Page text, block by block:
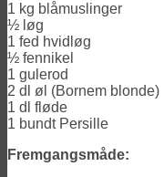
1 kg blåmuslinger
½ løg
1 fed hvidløg
½ fennikel
1 gulerod
2 dl øl (Bornem blonde)
1 dl fløde
1 bundt Persille
Fremgangsmåde: